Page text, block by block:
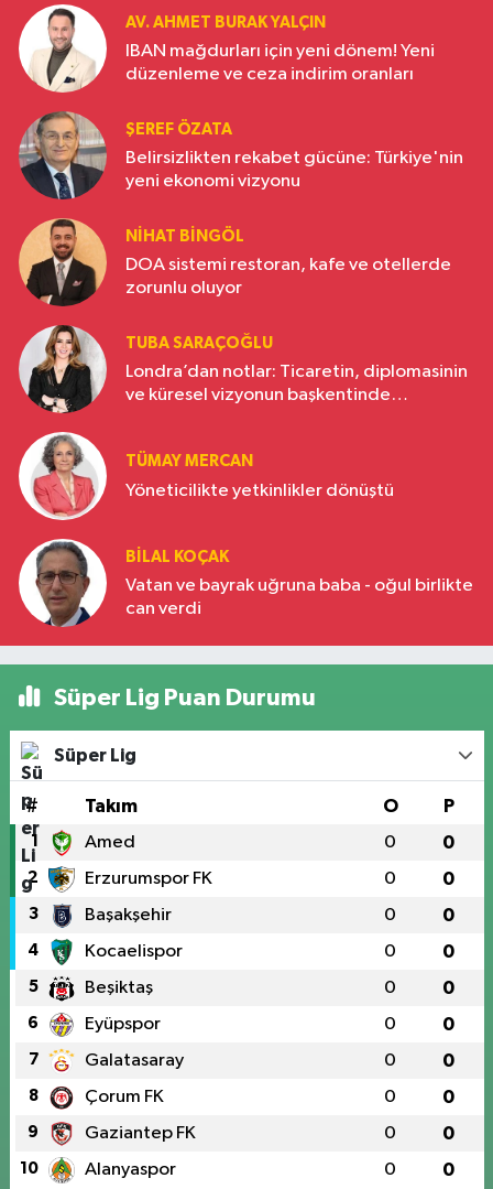
AV. AHMET BURAK YALÇIN
IBAN mağdurları için yeni dönem! Yeni
düzenleme ve ceza indirim oranları
ŞEREF ÖZATA
Belirsizlikten rekabet gücüne: Türkiye'nin
yeni ekonomi vizyonu
NIHAT BINGÖL
DOA sistemi restoran, kafe ve otellerde
zorunlu oluyor
TUBA SARAÇOĞLU
Londra’dan notlar: Ticaretin, diplomasinin
ve küresel vizyonun başkentinde
TÜMAY MERCAN
Yöneticilikte yetkinlikler dönüştü
BILAL KOÇAK
Vatan ve bayrak uğruna baba - oğul birlikte
can verdi
Süper Lig Puan Durumu
Süper Lig
# Takım O P
1 Amed 0 0
2 Erzurumspor FK 0 0
3 Başakşehir 0 0
4 Kocaelispor 0 0
5 Beşiktaş 0 0
6 Eyüpspor 0 0
7 Galatasaray 0 0
8 Çorum FK 0 0
9 Gaziantep FK 0 0
10 Alanyaspor 0 0